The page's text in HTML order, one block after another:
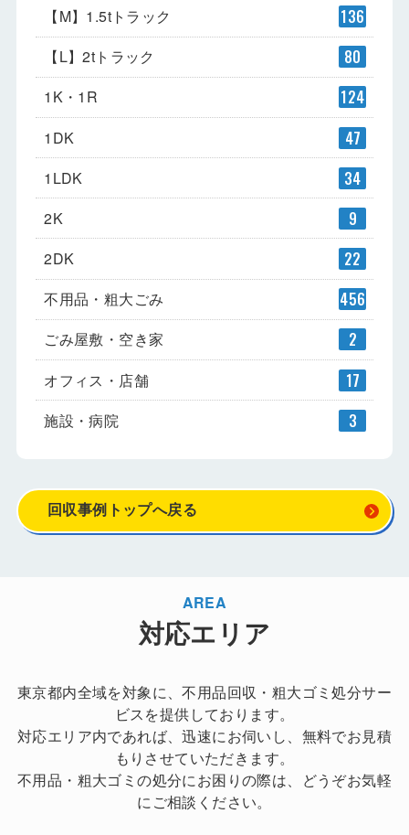
【M】1.5tトラック 136
【L】2tトラック 80
1K・1R 124
1DK 47
1LDK 34
2K 9
2DK 22
不用品・粗大ごみ 456
ごみ屋敷・空き家 2
オフィス・店舗 17
施設・病院 3
回収事例トップへ戻る
AREA
対応エリア
東京都内全域を対象に、不用品回収・粗大ゴミ処分サー
ビスを提供しております。
対応エリア内であれば、迅速にお伺いし、無料でお見積
もりさせていただきます。
不用品・粗大ゴミの処分にお困りの際は、どうぞお気軽
にご相談ください。